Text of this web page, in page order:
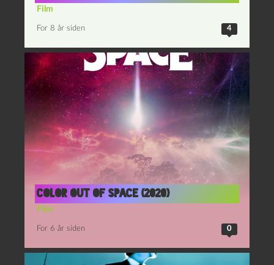
Film
For 8 år siden 4
Color Out of Space (2020)
Film
For 6 år siden 0